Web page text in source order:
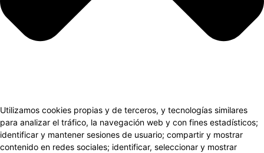
Utilizamos cookies propias y de terceros, y tecnologías similares
para analizar el tráfico, la navegación web y con fines estadísticos;
identificar y mantener sesiones de usuario; compartir y mostrar
contenido en redes sociales; identificar, seleccionar y mostrar